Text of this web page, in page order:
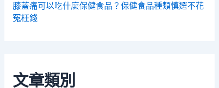
膝蓋痛可以吃什麼保健食品？保健食品種類慎選不花
冤枉錢
文章類別